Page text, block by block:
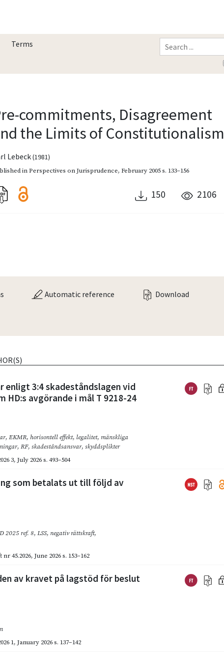
Terms
commitments, Disagreement
the Limits of Constitutionalism
Lebeck(1981)
inPerspectives on Jurisprudence,February 2005s. 133–156
150 2106
Automatic reference Download
enligt 3:4 skadeståndslagen vid
avgörande i mål T 9218-24
,EKMR, horisontell effekt, legalitet, mänskliga
,RF,skadeståndsansvar,skyddsplikter
3,July 2026 s. 493–504
som betalats ut till följd av
2025 ref. 8,LSS, negativ rättskraft,
45.2026,June 2026 s. 153–162
av kravet på lagstöd för beslut
1,January 2026 s. 137–142